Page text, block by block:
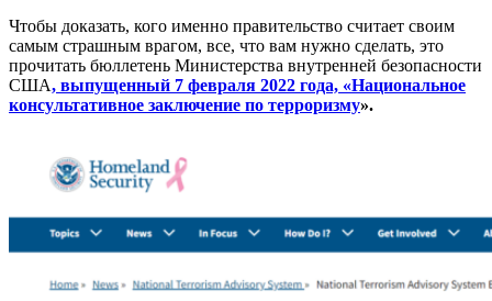
Чтобы доказать, кого именно правительство считает своим
самым страшным врагом, все, что вам нужно сделать, это
прочитать бюллетень Министерства внутренней безопасности
США, выпущенный 7 февраля 2022 года, «Национальное
консультативное заключение по терроризму».